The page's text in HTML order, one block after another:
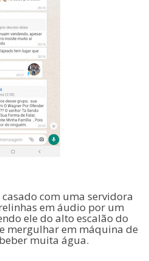
com uma servidora
em áudio por um
ele do alto escalão do
mergulhar em máquina de
muita água.